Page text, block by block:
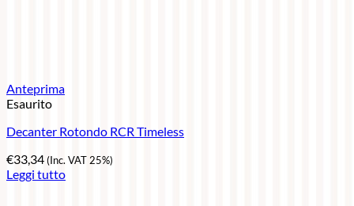
Anteprima
Esaurito
Decanter Rotondo RCR Timeless
€33,34(Inc. VAT 25%)
Leggi tutto